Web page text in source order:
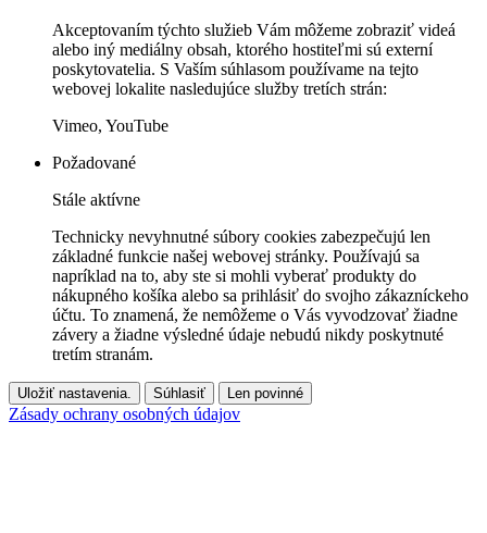
Akceptovaním týchto služieb Vám môžeme zobraziť videá
alebo iný mediálny obsah, ktorého hostiteľmi sú externí
poskytovatelia. S Vaším súhlasom používame na tejto
webovej lokalite nasledujúce služby tretích strán:
Vimeo, YouTube
Požadované
Stále aktívne
Technicky nevyhnutné súbory cookies zabezpečujú len
základné funkcie našej webovej stránky. Používajú sa
napríklad na to, aby ste si mohli vyberať produkty do
nákupného košíka alebo sa prihlásiť do svojho zákazníckeho
účtu. To znamená, že nemôžeme o Vás vyvodzovať žiadne
závery a žiadne výsledné údaje nebudú nikdy poskytnuté
tretím stranám.
Uložiť nastavenia. Súhlasiť Len povinné
Zásady ochrany osobných údajov